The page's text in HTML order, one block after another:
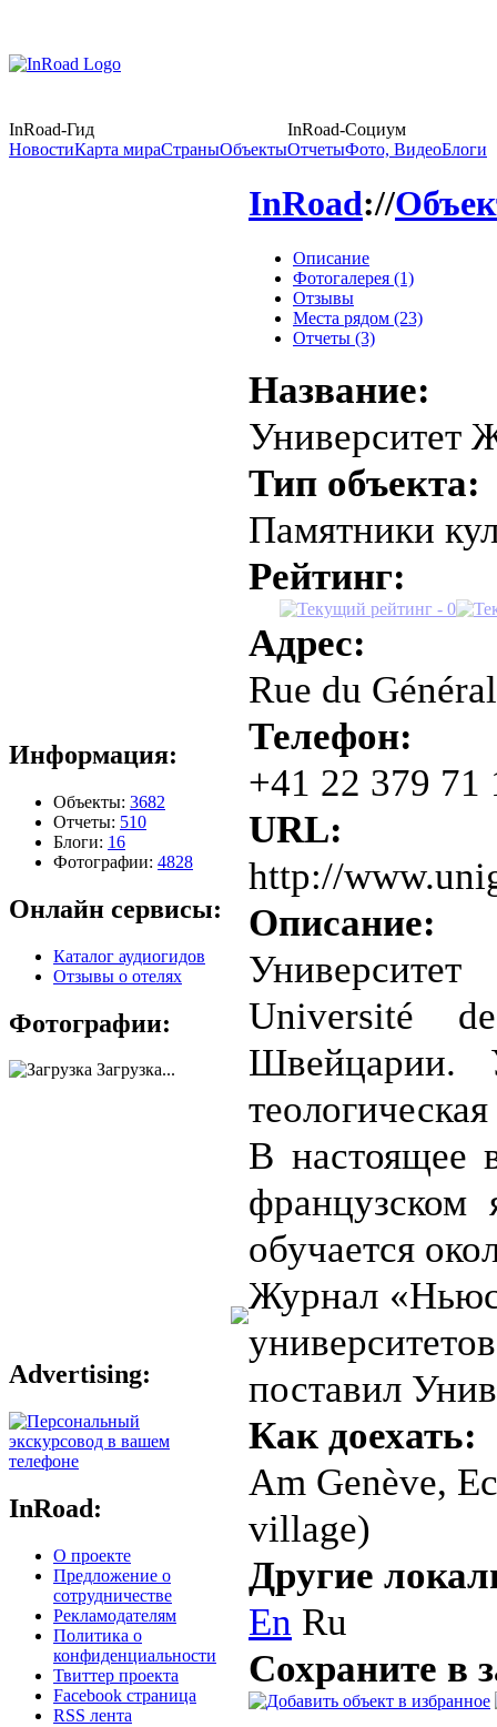
InRoad-Гид
InRoad-Социум
НовостиКарта мираСтраныОбъектыОтчетыФото, ВидеоБлоги
Информация:
Объекты: 3682
Отчеты: 510
Блоги: 16
Фотографии: 4828
Онлайн сервисы:
Каталог аудиогидов
Отзывы о отелях
Фотографии:
Загрузка...
Advertising:
InRoad:
О проекте
Предложение о
сотрудничестве
Рекламодателям
Политика о
конфиденциальности
Твиттер проекта
Facebook страница
RSS лента
InRoad://
Описание
Фотогалерея (1)
Отзывы
Места рядом (23)
Отчеты (3)
Название:
Университет
Тип объекта:
Памятники
Рейтинг:
Адрес:
Rue du
Телефон:
+41 22 379 71
URL:
http://
Описание:
Université
Швейцарии.
В настоящее
французском
обучается
Журнал
поставил
Как доехать:
Am Genève,
village)
Другие
En Ru
Сохраните в